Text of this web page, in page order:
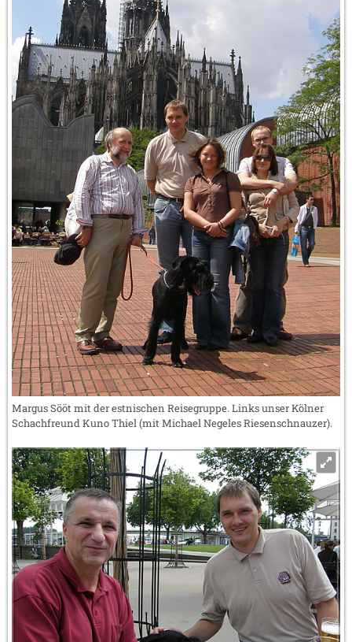
Margus Sööt mit der estnischen Reisegruppe. Links unser Kölner
Schachfreund Kuno Thiel (mit Michael Negeles Riesenschnauzer).